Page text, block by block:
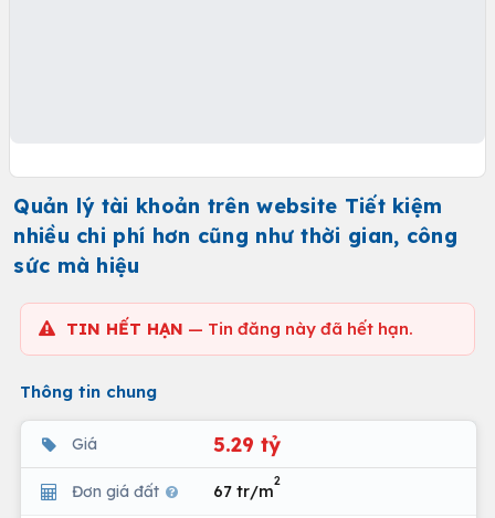
Quản lý tài khoản trên website Tiết kiệm
nhiều chi phí hơn cũng như thời gian, công
sức mà hiệu
TIN HẾT HẠN — Tin đăng này đã hết hạn.
Thông tin chung
Giá 5.29 tỷ
Đơn giá đất 67 tr/m
2